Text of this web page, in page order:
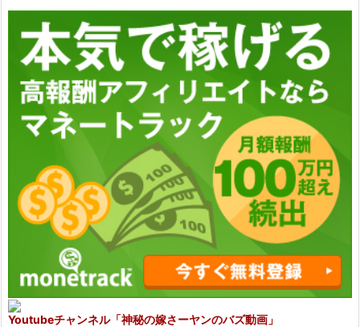
Youtubeチャンネル「神秘の嫁さーヤンのバズ動画」